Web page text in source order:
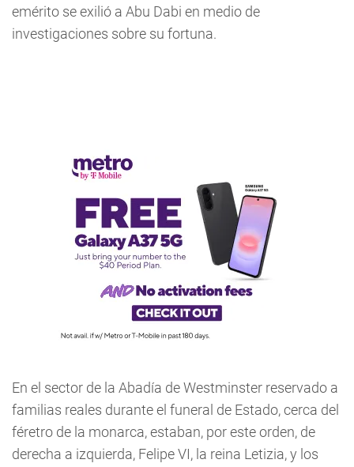
emérito se exilió a Abu Dabi en medio de
investigaciones sobre su fortuna.
En el sector de la Abadía de Westminster reservado a
familias reales durante el funeral de Estado, cerca del
féretro de la monarca, estaban, por este orden, de
derecha a izquierda, Felipe VI, la reina Letizia, y los